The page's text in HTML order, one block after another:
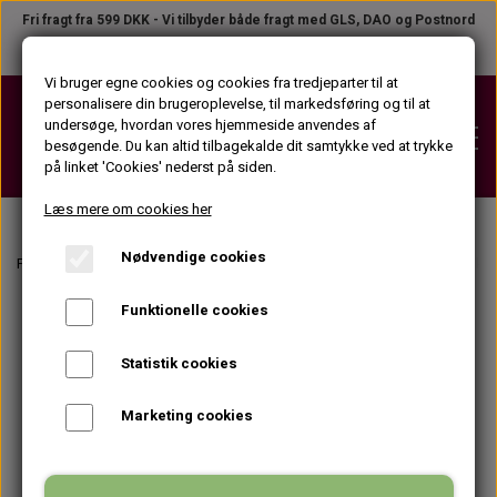
Fri fragt fra 599 DKK - Vi tilbyder både fragt med GLS, DAO og Postnord
VOKS
VOKSPATRONER (KROP)
VOKSPATRONER (ANSIGT)
VOKSDÅSER
STRIPS
STRIPS PÅ TILBUD
STRIPSRULLER
FØR VOKS PRODUKTER
EFTER VOKS PRODUKTER
VOKSPISTOLER
Forside Tilbehør Maskepensler og blandingsskåle
Vi bruger egne cookies og cookies fra tredjeparter til at
personalisere din brugeroplevelse, til markedsføring og til at
undersøge, hvordan vores hjemmeside anvendes af
besøgende. Du kan altid tilbagekalde dit samtykke ved at trykke
på linket 'Cookies' nederst på siden.
Læs mere om cookies her
Nødvendige cookies
Funktionelle cookies
Statistik cookies
Marketing cookies